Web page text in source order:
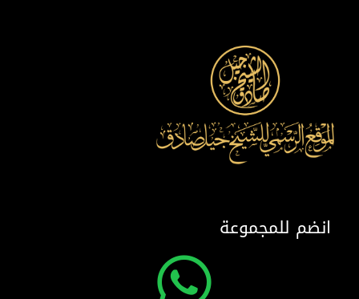
انضم للمجموعة